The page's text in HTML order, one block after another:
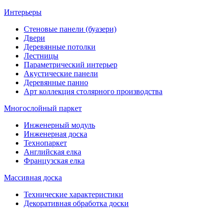
Интерьеры
Стеновые панели (буазери)
Двери
Деревянные потолки
Лестницы
Параметрический интерьер
Акустические панели
Деревянные панно
Арт коллекция столярного производства
Многослойный паркет
Инженерный модуль
Инженерная доска
Технопаркет
Английская елка
Французская елка
Массивная доска
Технические характеристики
Декоративная обработка доски